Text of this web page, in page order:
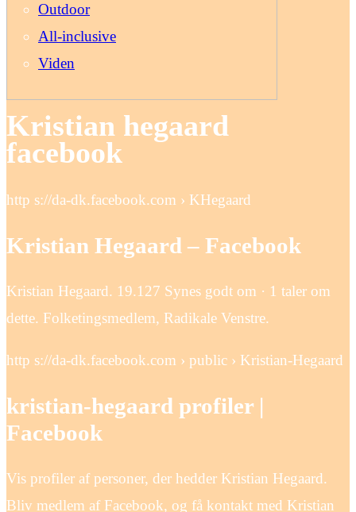
Outdoor
All-inclusive
Viden
Kristian hegaard
facebook
http s://da-dk.facebook.com › KHegaard
Kristian Hegaard – Facebook
Kristian Hegaard. 19.127 Synes godt om · 1 taler om
dette. Folketingsmedlem, Radikale Venstre.
http s://da-dk.facebook.com › public › Kristian-Hegaard
kristian-hegaard profiler |
Facebook
Vis profiler af personer, der hedder Kristian Hegaard.
Bliv medlem af Facebook, og få kontakt med Kristian